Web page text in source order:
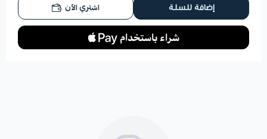
إضافة للسلة اشتري الآن